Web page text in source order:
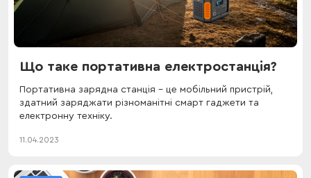
Що таке портативна електростанція?
Портативна зарядна станція – це мобільний пристрій,
здатний заряджати різноманітні смарт гаджети та
електронну техніку.
11.04.2023